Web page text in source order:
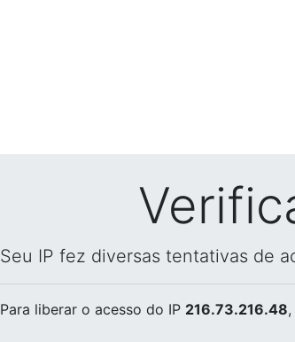
Seu IP fez diversas tentativas de
Para liberar o acesso do IP 216.73.216.48